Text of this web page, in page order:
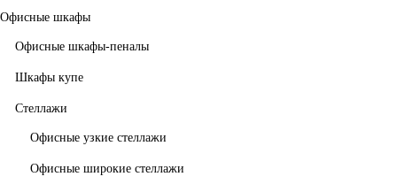
Офисные шкафы
Офисные шкафы-пеналы
Шкафы купе
Стеллажи
Офисные узкие стеллажи
Офисные широкие стеллажи